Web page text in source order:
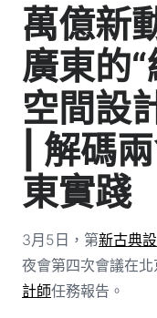
萬億新
廣東的
空間設
| 解碼
東實踐
3月5日，第新古典
夜會第四次會議在
計師任務報告。